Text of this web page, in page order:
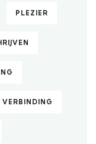
PLEZIER
VERBINDING